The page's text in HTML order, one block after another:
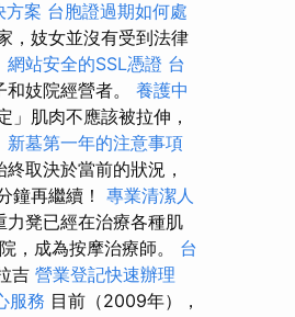
方案 台胞證過期如何處
，妓女並沒有受到法律
網站安全的SSL憑證 台
妓院經營者。 養護中
」肌肉不應該被拉伸，
新墓第一年的注意事項
取決於當前的狀況，
鐘再繼續！ 專業清潔人
力凳已經在治療各種肌
，成為按摩治療師。 台
吉 營業登記快速辦理
服務 目前（2009年），